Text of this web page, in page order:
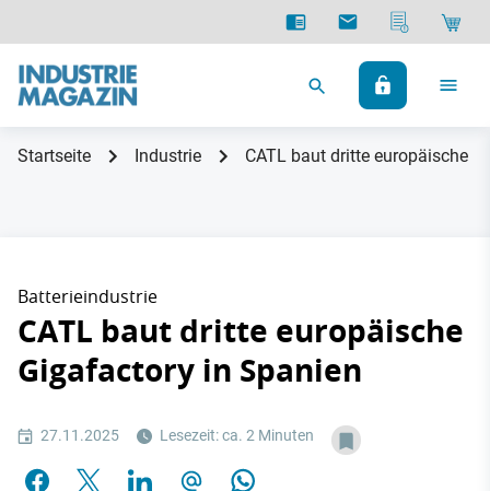
Startseite Industrie CATL baut dritte europäische
Batterieindustrie
CATL baut dritte europäische
Gigafactory in Spanien
27.11.2025 Lesezeit: ca. 2 Minuten